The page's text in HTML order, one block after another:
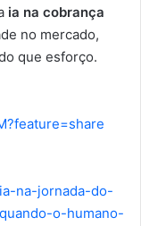
ia na cobrança
no mercado,
que esforço.
na-jornada-do-
o-humano-